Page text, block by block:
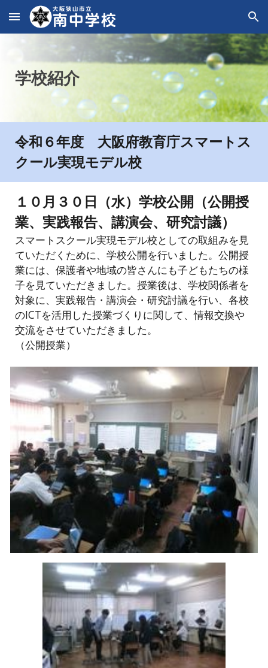
Skip to main content Skip to navigation
学校紹介
令和６年度 大阪府教育庁スマートス
クール実現モデル校
１０月３０日（水）学校公開（公開授
業、実践報告、講演会、研究討議）
スマートスクール実現モデル校としての取組みを見
ていただくために、学校公開を行いました。公開授
業には、保護者や地域の皆さんにも子どもたちの様
子を見ていただきました。授業後は、学校関係者を
対象に、実践報告・講演会・研究討議を行い、各校
のICTを活用した授業づくりに関して、情報交換や
交流をさせていただきました。
（公開授業）